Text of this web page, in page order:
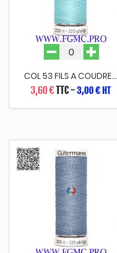
COL 53 FILS A COUDRE...
3,60 €TTC-3,00 € HT